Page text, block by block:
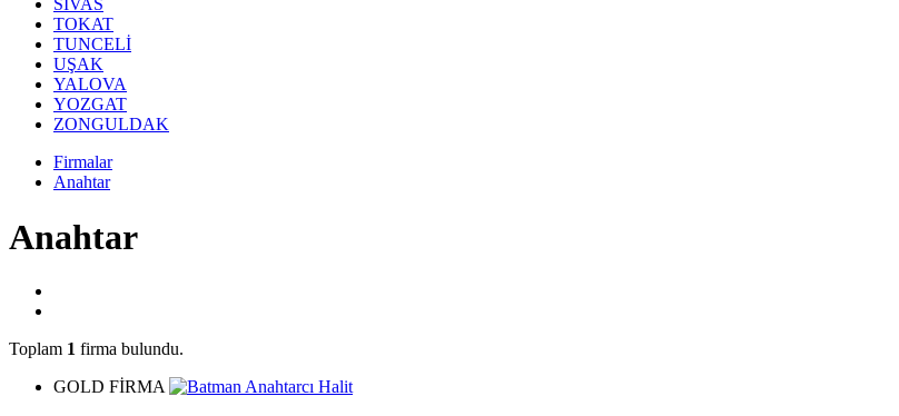
SİVAS
TOKAT
TUNCELİ
UŞAK
YALOVA
YOZGAT
ZONGULDAK
Firmalar
Anahtar
Anahtar
Toplam 1 firma bulundu.
GOLD FİRMA